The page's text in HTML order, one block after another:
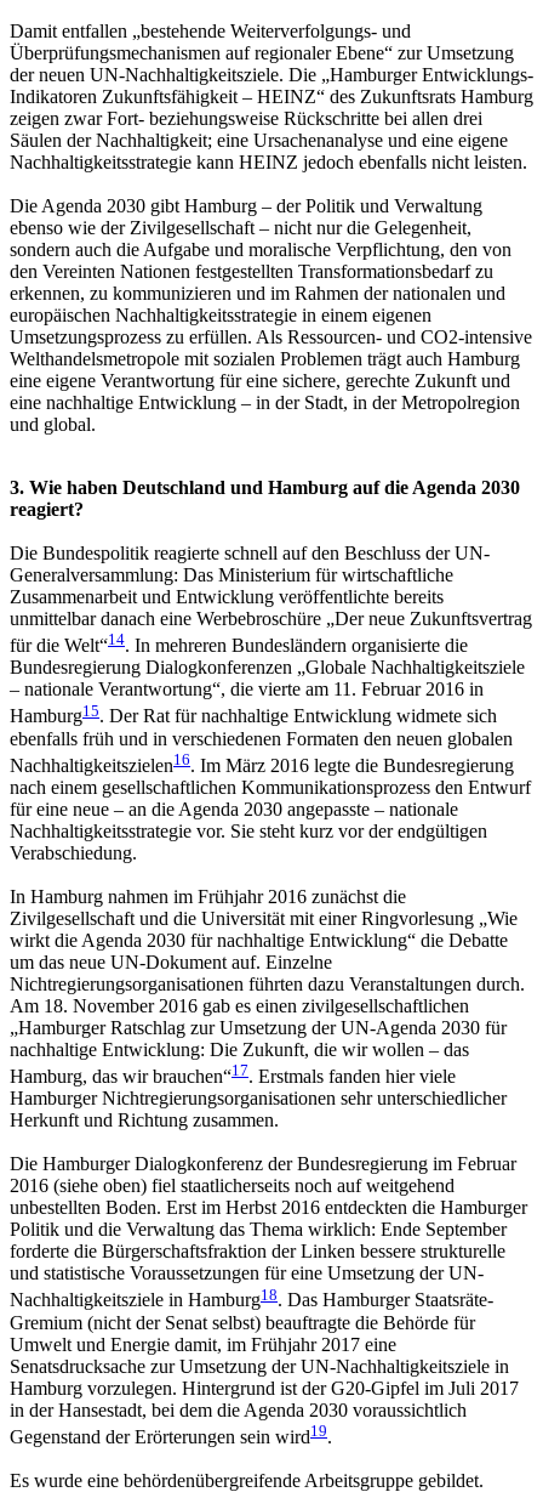
Damit entfallen „bestehende Weiterverfolgungs- und
Überprüfungsmechanismen auf regionaler Ebene“ zur Umsetzung
der neuen UN-Nachhaltigkeitsziele. Die „Hamburger Entwicklungs-
Indikatoren Zukunftsfähigkeit – HEINZ“ des Zukunftsrats Hamburg
zeigen zwar Fort- beziehungsweise Rückschritte bei allen drei
Säulen der Nachhaltigkeit; eine Ursachenanalyse und eine eigene
Nachhaltigkeitsstrategie kann HEINZ jedoch ebenfalls nicht leisten.
Die Agenda 2030 gibt Hamburg – der Politik und Verwaltung
ebenso wie der Zivilgesellschaft – nicht nur die Gelegenheit,
sondern auch die Aufgabe und moralische Verpflichtung, den von
den Vereinten Nationen festgestellten Transformationsbedarf zu
erkennen, zu kommunizieren und im Rahmen der nationalen und
europäischen Nachhaltigkeitsstrategie in einem eigenen
Umsetzungsprozess zu erfüllen. Als Ressourcen- und CO2-intensive
Welthandelsmetropole mit sozialen Problemen trägt auch Hamburg
eine eigene Verantwortung für eine sichere, gerechte Zukunft und
eine nachhaltige Entwicklung – in der Stadt, in der Metropolregion
und global.
3. Wie haben Deutschland und Hamburg auf die Agenda 2030
reagiert?
Die Bundespolitik reagierte schnell auf den Beschluss der UN-
Generalversammlung: Das Ministerium für wirtschaftliche
Zusammenarbeit und Entwicklung veröffentlichte bereits
unmittelbar danach eine Werbebroschüre „Der neue Zukunftsvertrag
für die Welt“14. In mehreren Bundesländern organisierte die
Bundesregierung Dialogkonferenzen „Globale Nachhaltigkeitsziele
– nationale Verantwortung“, die vierte am 11. Februar 2016 in
Hamburg15. Der Rat für nachhaltige Entwicklung widmete sich
ebenfalls früh und in verschiedenen Formaten den neuen globalen
Nachhaltigkeitszielen16. Im März 2016 legte die Bundesregierung
nach einem gesellschaftlichen Kommunikationsprozess den Entwurf
für eine neue – an die Agenda 2030 angepasste – nationale
Nachhaltigkeitsstrategie vor. Sie steht kurz vor der endgültigen
Verabschiedung.
In Hamburg nahmen im Frühjahr 2016 zunächst die
Zivilgesellschaft und die Universität mit einer Ringvorlesung „Wie
wirkt die Agenda 2030 für nachhaltige Entwicklung“ die Debatte
um das neue UN-Dokument auf. Einzelne
Nichtregierungsorganisationen führten dazu Veranstaltungen durch.
Am 18. November 2016 gab es einen zivilgesellschaftlichen
„Hamburger Ratschlag zur Umsetzung der UN-Agenda 2030 für
nachhaltige Entwicklung: Die Zukunft, die wir wollen – das
Hamburg, das wir brauchen“17. Erstmals fanden hier viele
Hamburger Nichtregierungsorganisationen sehr unterschiedlicher
Herkunft und Richtung zusammen.
Die Hamburger Dialogkonferenz der Bundesregierung im Februar
2016 (siehe oben) fiel staatlicherseits noch auf weitgehend
unbestellten Boden. Erst im Herbst 2016 entdeckten die Hamburger
Politik und die Verwaltung das Thema wirklich: Ende September
forderte die Bürgerschaftsfraktion der Linken bessere strukturelle
und statistische Voraussetzungen für eine Umsetzung der UN-
Nachhaltigkeitsziele in Hamburg18. Das Hamburger Staatsräte-
Gremium (nicht der Senat selbst) beauftragte die Behörde für
Umwelt und Energie damit, im Frühjahr 2017 eine
Senatsdrucksache zur Umsetzung der UN-Nachhaltigkeitsziele in
Hamburg vorzulegen. Hintergrund ist der G20-Gipfel im Juli 2017
in der Hansestadt, bei dem die Agenda 2030 voraussichtlich
Gegenstand der Erörterungen sein wird19.
Es wurde eine behördenübergreifende Arbeitsgruppe gebildet.